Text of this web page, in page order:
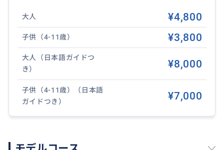
スーツケース等大きな荷物の持ち込みは、別途追加代
金が発生いたします。
おすすめ
大人 ¥4,800
子供（4-11歳） ¥3,800
大人（日本語ガイドつ
き）
¥8,000
子供（4-11歳）（日本語
ガイドつき）
¥7,000